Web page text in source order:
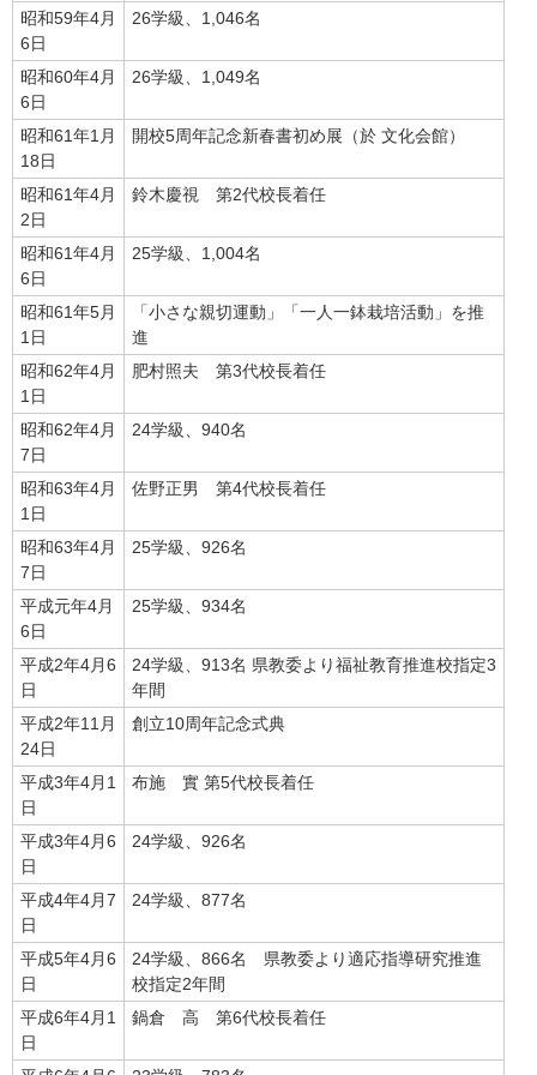
昭和59年4月
6日
26学級、1,046名
昭和60年4月
6日
26学級、1,049名
昭和61年1月
18日
開校5周年記念新春書初め展（於 文化会館）
昭和61年4月
2日
鈴木慶視 第2代校長着任
昭和61年4月
6日
25学級、1,004名
昭和61年5月
1日
「小さな親切運動」「一人一鉢栽培活動」を推
進
昭和62年4月
1日
肥村照夫 第3代校長着任
昭和62年4月
7日
24学級、940名
昭和63年4月
1日
佐野正男 第4代校長着任
昭和63年4月
7日
25学級、926名
平成元年4月
6日
25学級、934名
平成2年4月6
日
24学級、913名 県教委より福祉教育推進校指定3
年間
平成2年11月
24日
創立10周年記念式典
平成3年4月1
日
布施 實 第5代校長着任
平成3年4月6
日
24学級、926名
平成4年4月7
日
24学級、877名
平成5年4月6
日
24学級、866名 県教委より適応指導研究推進
校指定2年間
平成6年4月1
日
鍋倉 高 第6代校長着任